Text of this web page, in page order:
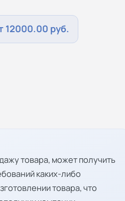
12000.00 руб.
товара, может получить
каких-либо
товара, что